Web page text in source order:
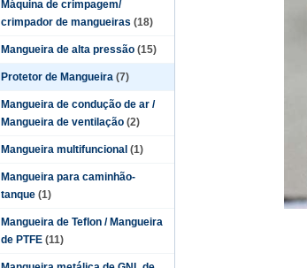
Máquina de crimpagem/
crimpador de mangueiras (18)
Mangueira de alta pressão (15)
Protetor de Mangueira (7)
Mangueira de condução de ar /
Mangueira de ventilação (2)
Mangueira multifuncional (1)
Mangueira para caminhão-
tanque (1)
Mangueira de Teflon / Mangueira
de PTFE (11)